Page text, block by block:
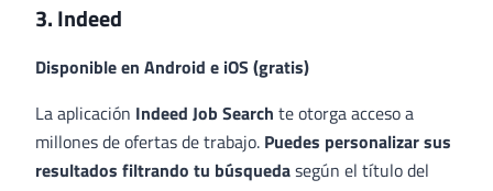
3. Indeed
Disponible en Android e iOS (gratis)
La aplicación Indeed Job Search te otorga acceso a
millones de ofertas de trabajo. Puedes personalizar sus
resultados filtrando tu búsquedasegún el título del